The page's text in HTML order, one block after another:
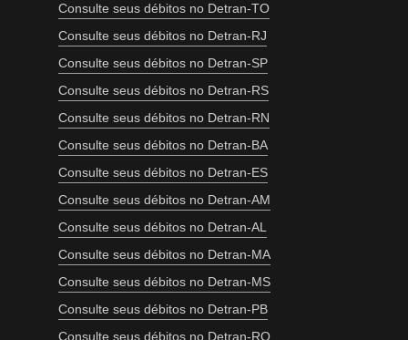
Consulte seus débitos no Detran-TO
Consulte seus débitos no Detran-RJ
Consulte seus débitos no Detran-SP
Consulte seus débitos no Detran-RS
Consulte seus débitos no Detran-RN
Consulte seus débitos no Detran-BA
Consulte seus débitos no Detran-ES
Consulte seus débitos no Detran-AM
Consulte seus débitos no Detran-AL
Consulte seus débitos no Detran-MA
Consulte seus débitos no Detran-MS
Consulte seus débitos no Detran-PB
Consulte seus débitos no Detran-RO